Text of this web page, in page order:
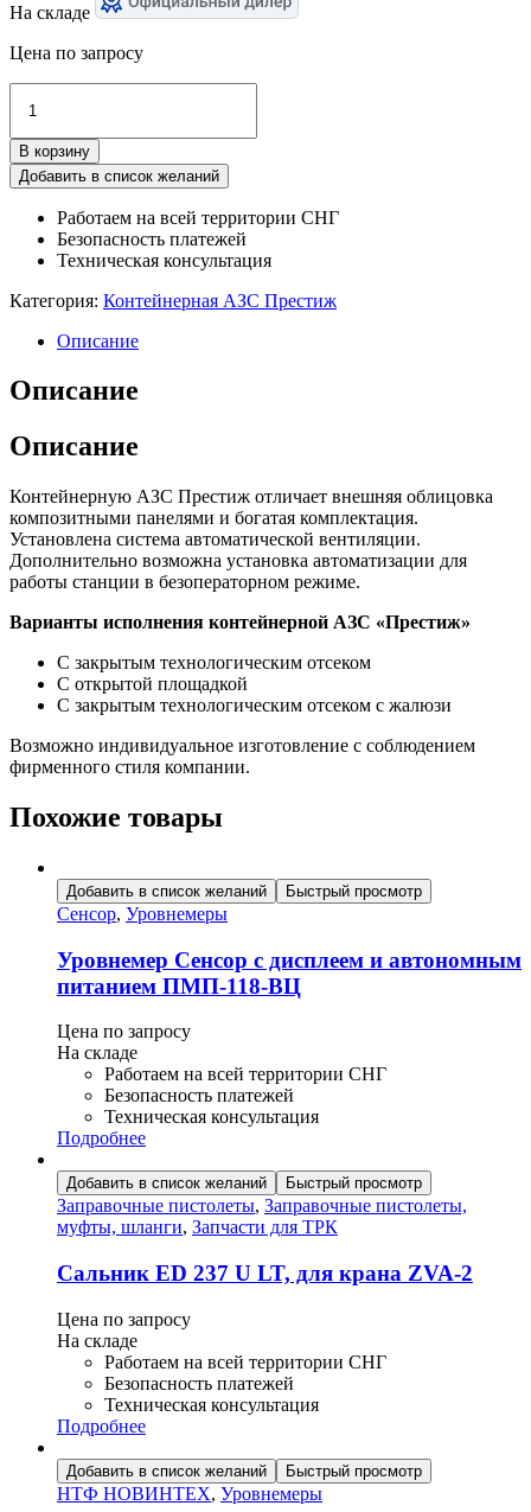
На складе
Цена по запросу
товара
Модель
КАЗС
01:
вида
топлива,
4
В корзину
Добавить в список желаний
Работаем на всей территории СНГ
Безопасность платежей
Техническая консультация
Категория: Контейнерная АЗС Престиж
Описание
Описание
Описание
Контейнерную АЗС Престиж отличает внешняя облицовка
композитными панелями и богатая комплектация.
Установлена система автоматической вентиляции.
Дополнительно возможна установка автоматизации для
работы станции в безоператорном режиме.
Варианты исполнения контейнерной АЗС «Престиж»
С закрытым технологическим отсеком
С открытой площадкой
С закрытым технологическим отсеком с жалюзи
Возможно индивидуальное изготовление с соблюдением
фирменного стиля компании.
Похожие товары
Добавить в список желаний Быстрый просмотр
Сенсор, Уровнемеры
Уровнемер Сенсор с дисплеем и автономным
питанием ПМП-118-ВЦ
Цена по запросу
На складе
Работаем на всей территории СНГ
Безопасность платежей
Техническая консультация
Подробнее
Добавить в список желаний Быстрый просмотр
Заправочные пистолеты, Заправочные пистолеты,
муфты, шланги, Запчасти для ТРК
Сальник ED 237 U LT, для крана ZVA-2
Цена по запросу
На складе
Работаем на всей территории СНГ
Безопасность платежей
Техническая консультация
Подробнее
Добавить в список желаний Быстрый просмотр
НТФ НОВИНТЕХ, Уровнемеры